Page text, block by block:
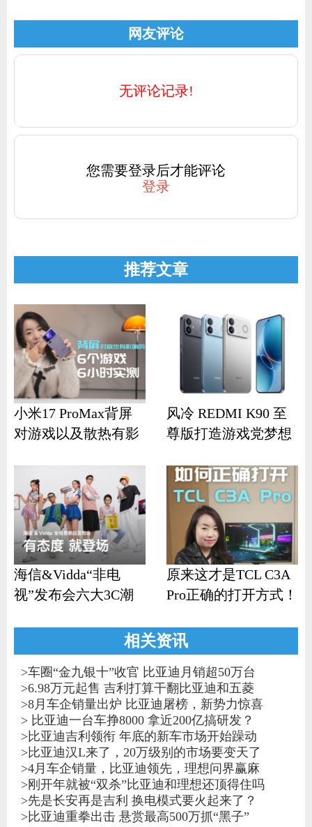
网友评论
无评论记录!
您需要登录后才能评论
登录
推荐文章
小米17 ProMax背屏
对游戏以及散热有影
风冷 REDMI K90 至
尊版打造游戏党梦想
海信&Vidda“非电
视”发布会六大3C潮
原来这才是TCL C3A
Pro正确的打开方式！
相关资讯
>车圈“金九银十”收官 比亚迪月销超50万台
>6.98万元起售 吉利打算干翻比亚迪和五菱
>8月车企销量出炉 比亚迪屠榜，新势力惊喜
>比亚迪一台车挣8000 拿近200亿搞研发？
>比亚迪吉利领衔 年底的新车市场开始躁动
>比亚迪汉L来了，20万级别的市场要变天了
>4月车企销量，比亚迪领先，理想问界赢麻
>刚开年就被“双杀”比亚迪和理想还顶得住吗
>先是长安再是吉利 换电模式要火起来了？
>比亚迪重拳出击 悬赏最高500万抓“黑子”